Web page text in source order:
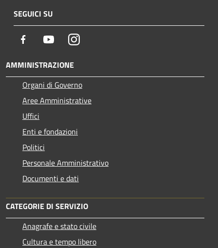
SEGUICI SU
Facebook YoutubeInstagram
AMMINISTRAZIONE
Organi di Governo
Aree Amministrative
Uffici
Enti e fondazioni
Politici
Personale Amministrativo
Documenti e dati
CATEGORIE DI SERVIZIO
Anagrafe e stato civile
Cultura e tempo libero